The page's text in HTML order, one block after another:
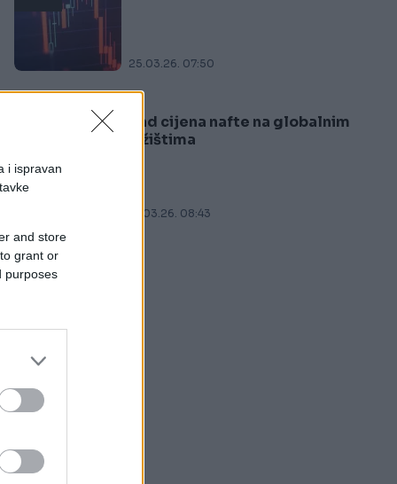
i ispravan
and store
grant or
purposes
25.03.26. 07:50
Pad cijena nafte na globalnim
tržištima
18.03.26. 08:43